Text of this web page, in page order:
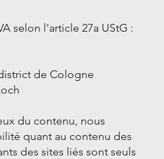
selon l'article 27a UStG :
de Cologne
du contenu, nous
quant au contenu des
des sites liés sont seuls